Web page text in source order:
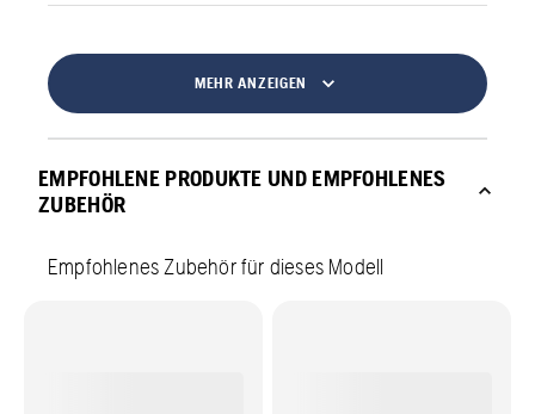
MEHR ANZEIGEN
EMPFOHLENE PRODUKTE UND EMPFOHLENES
ZUBEHÖR
Empfohlenes Zubehör für dieses Modell